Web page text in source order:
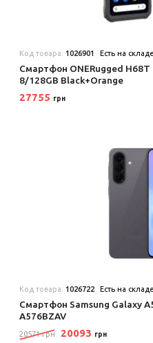
Код товара: 1026901 Есть на
Смартфон ONERugged
8/128GB Black+Orange
27755 грн
Код товара: 1026722 Есть на
Смартфон Samsung Galaxy
A576BZAV
20571 грн 20093 грн